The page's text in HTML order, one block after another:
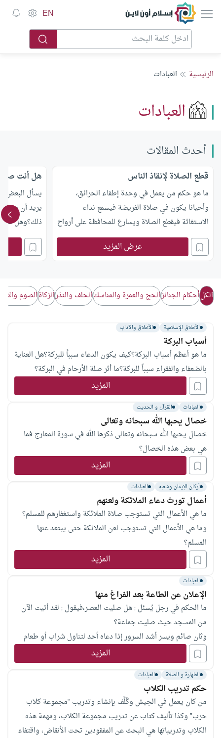
إسلام أون لاين EN
الرئيسية العبادات
العبادات
أحدث المقالات
قطع الصلاة لإنقاذ الناس
ما هو حكم من يعمل في وحدة إطفاء الحرائق،
وأحيانا يكون في صلاة الفريضة فيسمع نداء
الاستغاثة فيقطع الصلاة ويسارع للمحافظة على أرواح
الناس، فهل ما يفعله صحيح؟
عرض المزيد
هل أنت
يسأل البعض
يريد أن يجعل
ذلك؟وهل
الفضوليين؟
الكلأحكام الجنائزالحج والعمرة والمناسكالحلف والنذرالزكاةالصوم
الأخلاق الإسلامية الأخلاق والآداب
أسباب البركة
ما هو أعظم أسباب البركة؟كيف يكون الدعاء سبباً للبركة؟هل العناية
بالضعفاء والفقراء سبباً للبركة؟ما أثر صلة الأرحام في البركة؟
المزيد
العبادات القرآن و الحديث
خصال يحبها الله سبحانه وتعالى
خصال يحبها الله سبحانه وتعالى ذكرها الله في سورة المعارج فما
هي بعض هذه الخصال؟
المزيد
أركان الإيمان وشعبه العبادات
أعمال تورث دعاء الملائكة ولعنهم
ما هي الأعمال التي تستوجب صلاة الملائكة واستغفارهم للمسلم؟
وما هي الأعمال التي تستوجب لعن الملائكة حتى يبتعد عنها
المسلم؟
المزيد
العبادات
الإعلان عن الطاعة بعد الفراغ منها
ما الحكم في رجل يُسئل : هل صليت العصر،فيقول : لقد أتيت الآن
من المسجد حيث صليت جماعة؟
وثان صائم ويسر أشد السرور إذا دعاه أحد لتناول شراب أو طعام
لينتهز الفرصة ويقول : إني صائم؟ وثالث تصدق بصدقة وأخفاها ثم
انكشف أمرها فانتعش صدره فرحاً بأن الناس عرفوا أنه قصد
إخفاءها؟
ورابع أيضاً تبرع ببناء مسجد وعندما يذكر الموضوع أمامه يقول :
بل وتنازلت أيضاً عن أجرة دكان لي لتنفق على ذلك المسجد؟
المزيد
الطهارة و الصلاة العبادات
حكم تدريب الكلاب
من كان يعمل في الجيش وكُلِّف بإنشاء وتدريب “مجموعة كلاب
حرب” وكذا تأليف كتاب عن تدريب مجموعة الكلاب، ومهمة هذه
الكلاب وتدريباتها هي البحث عن المفقودين تحت الأنقاض، واقتفاء